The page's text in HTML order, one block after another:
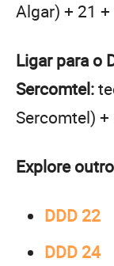
Algar) + 21
Ligar para o
Sercomtel:
Sercomtel)
Explore
DDD 22
DDD 24